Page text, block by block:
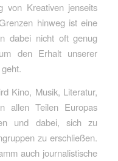
von Kreativen jenseits
hinweg ist eine
dabei nicht oft genug
den Erhalt unserer
Kino, Musik, Literatur,
allen Teilen Europas
und dabei, sich zu
zu erschließen.
auch journalistische